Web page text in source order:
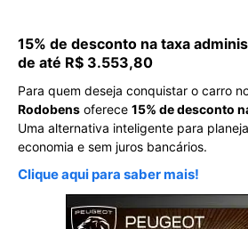
15% de desconto na taxa
de até R$ 3.553,80
Para quem deseja conquistar o carro
Rodobens oferece 15% de desconto
Uma alternativa inteligente para
economia e sem juros bancários.
Clique aqui para saber mais!